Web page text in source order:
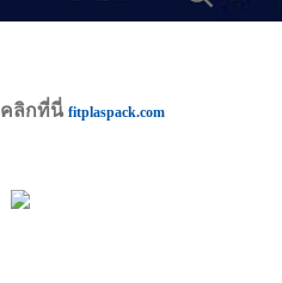
คลิกที่นี่ fitplaspack.com